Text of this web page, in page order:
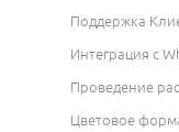
Поддержка
Интеграция с
Проведение
Цветовое